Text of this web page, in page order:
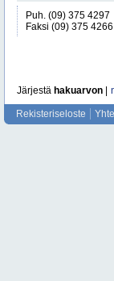
Puh. (09) 375 4297
Faksi (09) 375 4266
Järjestä hakuarvon
Rekisteriseloste